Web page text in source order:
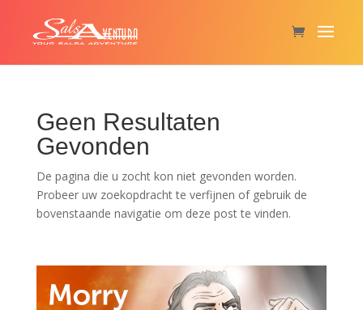
Geen Resultaten
Gevonden
De pagina die u zocht kon niet gevonden worden.
Probeer uw zoekopdracht te verfijnen of gebruik de
bovenstaande navigatie om deze post te vinden.